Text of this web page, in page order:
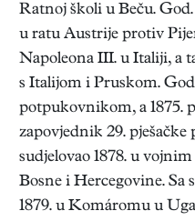
Ratnoj školi u Beču.
u ratu Austrije protiv
Napoleona III. u Italiji, a
s Italijom i Pruskom.
potpukovnikom, a 1875.
zapovjednik 29. pješačke
sudjelovao 1878. u
Bosne i Hercegovine.
1879. u Komáromu u